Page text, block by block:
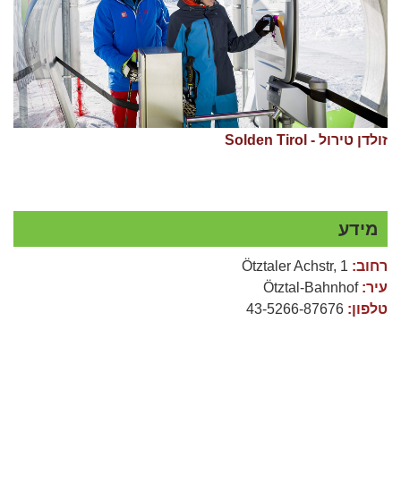
זולדן טירול - Solden Tirol
מידע
רחוב:
עיר: Ötztal-Bahnhof
טלפון: